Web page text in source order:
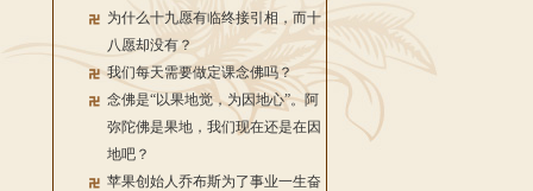
为什么十九愿有临终接引相，而十
八愿却没有？
我们每天需要做定课念佛吗？
念佛是“以果地觉，为因地心”。阿
弥陀佛是果地，我们现在还是在因
地吧？
苹果创始人乔布斯为了事业一生奋